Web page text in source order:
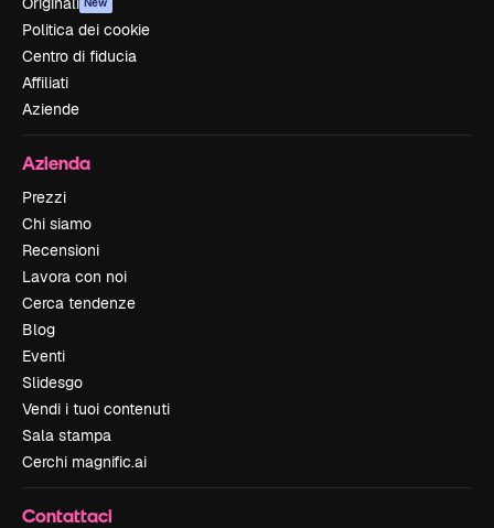
Politica dei cookie
Centro di fiducia
Affiliati
Aziende
Azienda
Prezzi
Chi siamo
Recensioni
Lavora con noi
Cerca tendenze
Blog
Eventi
Slidesgo
Vendi i tuoi contenuti
Sala stampa
Cerchi magnific.ai
Contattaci